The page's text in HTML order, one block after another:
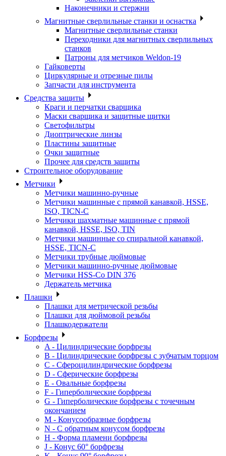
Наконечники и стержни
Магнитные сверлильные станки и оснастка
Магнитные сверлильные станки
Переходники для магнитных сверлильных
станков
Патроны для метчиков Weldon-19
Гайковерты
Циркулярные и отрезные пилы
Запчасти для инструмента
Средства защиты
Краги и перчатки сварщика
Маски сварщика и защитные щитки
Светофильтры
Диоптрические линзы
Пластины защитные
Очки защитные
Прочее для средств защиты
Строительное оборудование
Метчики
Метчики машинно-ручные
Метчики машинные с прямой канавкой, HSSE,
ISO, TICN-C
Метчики шахматные машинные с прямой
канавкой, HSSE, ISO, TIN
Метчики машинные со спиральной канавкой,
HSSE, TICN-C
Метчики трубные дюймовые
Метчики машинно-ручные дюймовые
Метчики HSS-Co DIN 376
Держатель метчика
Плашки
Плашки для метрической резьбы
Плашки для дюймовой резьбы
Плашкодержатели
Борфрезы
A - Цилиндрические борфрезы
B - Цилиндрические борфрезы с зубчатым торцом
C - Сфероцилиндрические борфрезы
D - Сферические борфрезы
E - Овальные борфрезы
F - Гиперболические борфрезы
G - Гиперболические борфрезы с точечным
окончанием
M - Конусообразные борфрезы
N - С обратным конусом борфрезы
H - Форма пламени борфрезы
J - Конус 60° борфрезы